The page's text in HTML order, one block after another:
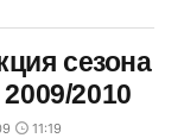
сезона
2010
11:19